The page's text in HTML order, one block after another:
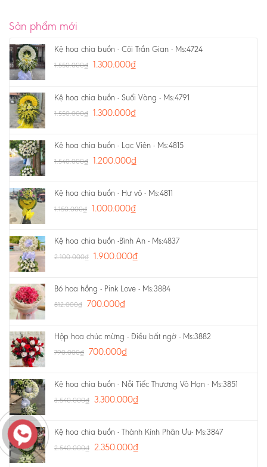
Sản phẩm mới
Kệ hoa chia buồn - Cõi Trần Gian - Ms:4724
1.550.000₫ 1.300.000₫
Kệ hoa chia buồn - Suối Vàng - Ms:4791
1.550.000₫ 1.300.000₫
Kệ hoa chia buồn - Lạc Viên - Ms:4815
1.540.000₫ 1.200.000₫
Kệ hoa chia buồn - Hư vô - Ms:4811
1.150.000₫ 1.000.000₫
Kệ hoa chia buồn -Bình An - Ms:4837
2.100.000₫ 1.900.000₫
Bó hoa hồng - Pink Love - Ms:3884
812.000₫ 700.000₫
Hộp hoa chúc mừng - Điều bất ngờ - Ms:3882
790.000₫ 700.000₫
Kệ hoa chia buồn - Nỗi Tiếc Thương Vô Hạn - Ms:3851
3.540.000₫ 3.300.000₫
Kệ hoa chia buồn - Thành Kính Phân Ưu- Ms:3847
2.540.000₫ 2.350.000₫